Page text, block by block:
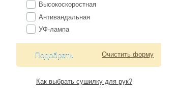
Высокоскоростная
Антивандальная
УФ-лампа
Очистить форму
Подобрать
Как выбрать сушилку для рук?